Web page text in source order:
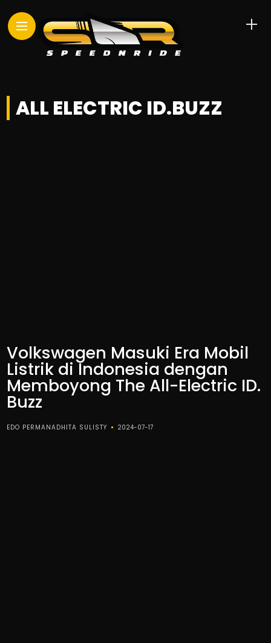
ALL ELECTRIC ID.BUZZ
Volkswagen Masuki Era Mobil
Listrik di Indonesia dengan
Memboyong The All-Electric ID.
Buzz
EDO PERMANADHITA SULISTY 2024-07-17